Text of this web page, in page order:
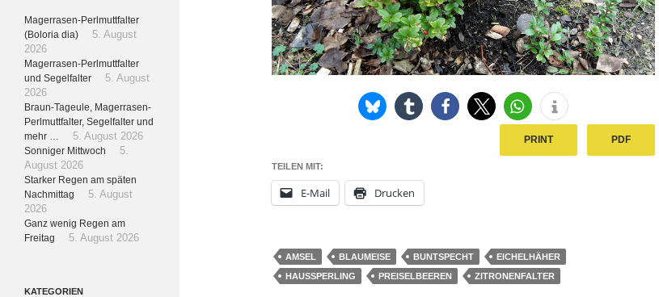
PRINT PDF
TEILEN MIT:
E-Mail Drucken
AMSEL BLAUMEISE BUNTSPECHT
EICHELHÄHER
HAUSSPERLING
PREISELBEEREN ZITRONENFALTER
Magerrasen-Perlmuttfalter
(Boloria dia)
5. August
2026
Magerrasen-Perlmuttfalter
und Segelfalter
5. August
2026
Braun-Tageule, Magerrasen-
Perlmuttfalter, Segelfalter und
mehr …
5. August 2026
Sonniger Mittwoch
5.
August 2026
Starker Regen am späten
Nachmittag
5. August
2026
Ganz wenig Regen am
Freitag
5. August 2026
KATEGORIEN